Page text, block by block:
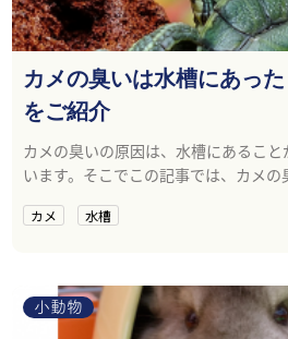
カメの臭いは水槽にあっ
をご紹介
カメの臭いの原因は、水槽にあるこ
います。そこでこの記事では、カメ
カメ 水槽
小動物